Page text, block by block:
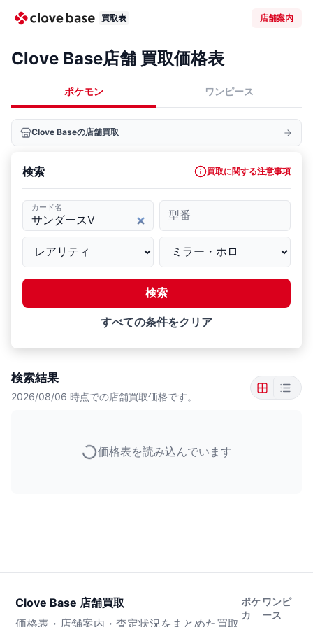
買取表 店舗案内
Clove Base店舗 買取価格表
ポケモン ワンピース
Clove Baseの店舗買取
検索 買取に関する注意事項
カード名
型番
検索
すべての条件をクリア
検索結果
2026/08/06 時点での店舗買取価格です。
価格表を読み込んでいます
Clove Base 店舗買取
価格表・店舗案内・査定状況をまとめた買取
ポケ
カ
ワンピ
ース